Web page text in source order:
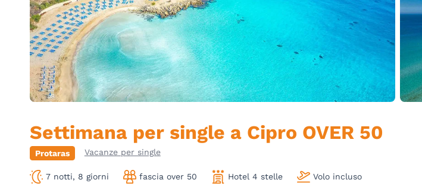
Settimana per single a Cipro OVER 50
Protaras Vacanze per single
7 notti, 8 giorni fascia over 50 Hotel 4 stelle Volo incluso